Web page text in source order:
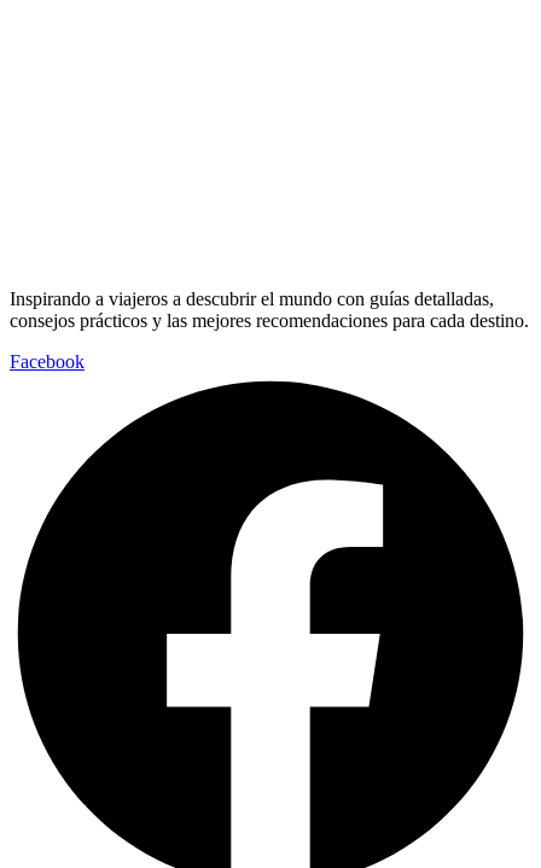
Inspirando a viajeros a descubrir el mundo con guías detalladas,
consejos prácticos y las mejores recomendaciones para cada destino.
Facebook